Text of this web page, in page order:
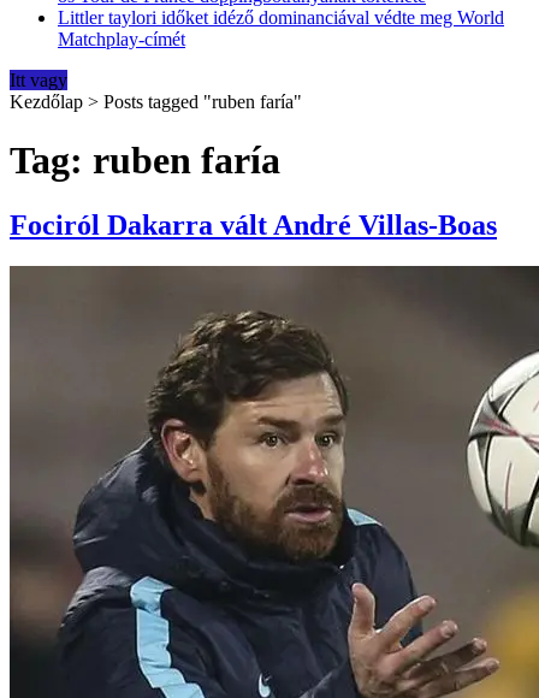
Littler taylori időket idéző dominanciával védte meg World
Matchplay-címét
Itt vagy
Kezdőlap > Posts tagged "ruben faría"
Tag: ruben faría
Fociról Dakarra vált André Villas-Boas